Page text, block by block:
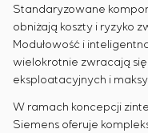
Standaryzowane
obniżają koszty i ryzyko
Modułowość i
wielokrotnie zwracają
eksploatacyjnych i
W ramach koncepcji
Siemens oferuje